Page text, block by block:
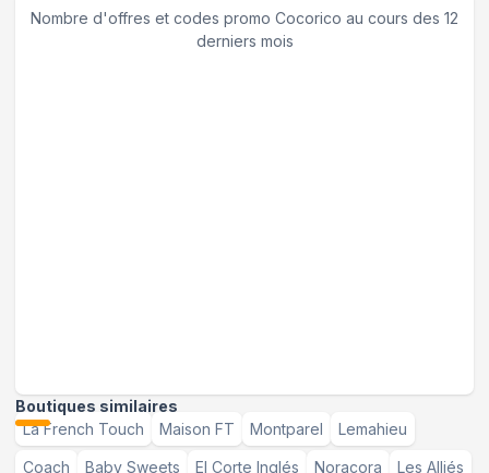
Nombre d'offres et codes promo Cocorico au cours des 12
derniers mois
Boutiques similaires
La French Touch
Maison FT Montparel Lemahieu
Coach Baby Sweets El Corte Inglés Noracora Les Alliés